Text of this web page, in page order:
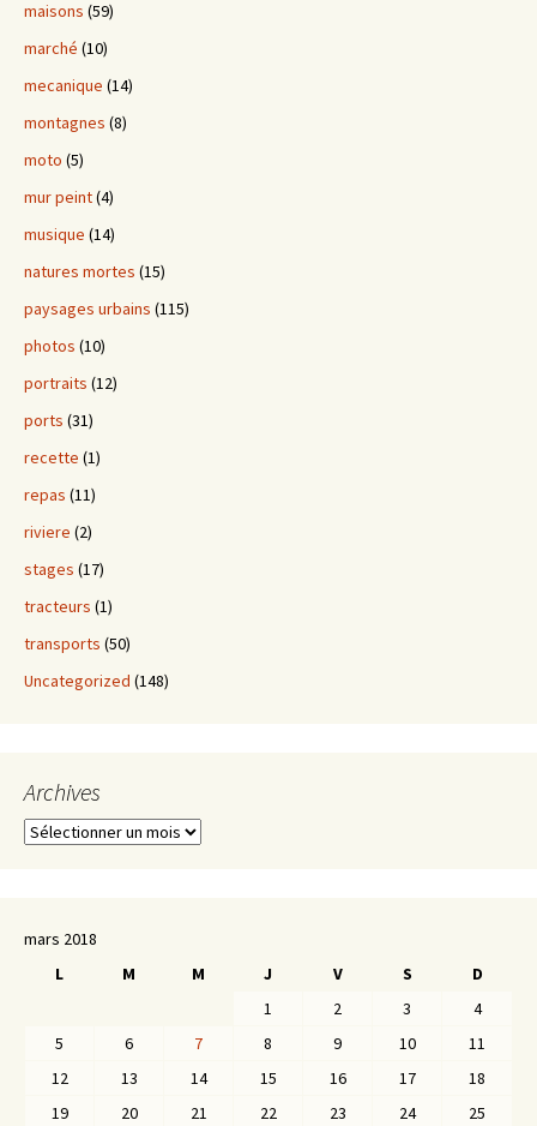
maisons (59)
marché (10)
mecanique (14)
montagnes (8)
moto (5)
mur peint(4)
musique (14)
natures mortes (15)
paysages urbains (115)
photos (10)
portraits (12)
ports (31)
recette (1)
repas (11)
riviere (2)
stages (17)
tracteurs (1)
transports (50)
Uncategorized (148)
Archives
Archives
mars 2018
L
M M J V S
D
1
2 3
4
5
6 7 8 9 10
11
12
13 14 15 16 17
18
19
20 21 22 23 24
25